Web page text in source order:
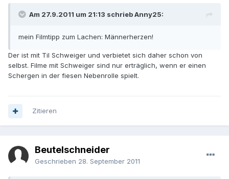
Am 27.9.2011 um 21:13 schrieb Anny25:
mein Filmtipp zum Lachen: Männerherzen!
Der ist mit Til Schweiger und verbietet sich daher schon von
selbst. Filme mit Schweiger sind nur erträglich, wenn er einen
Schergen in der fiesen Nebenrolle spielt.
Zitieren
Beutelschneider
Geschrieben 28. September 2011